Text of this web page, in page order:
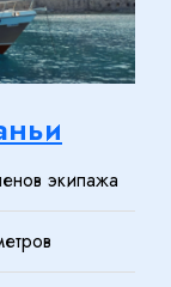
экипажа